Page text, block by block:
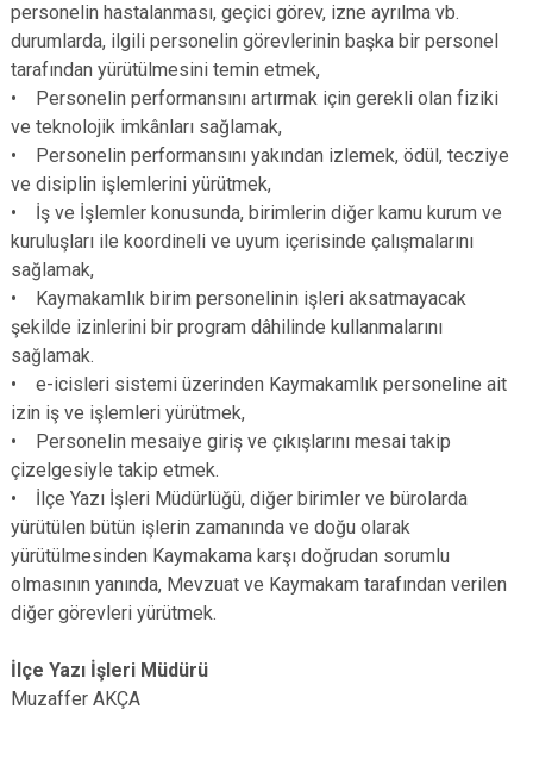
personelin hastalanması, geçici görev, izne ayrılma vb.
durumlarda, ilgili personelin görevlerinin başka bir personel
tarafından yürütülmesini temin etmek,
• Personelin performansını artırmak için gerekli olan fiziki
ve teknolojik imkânları sağlamak,
• Personelin performansını yakından izlemek, ödül, tecziye
ve disiplin işlemlerini yürütmek,
• İş ve İşlemler konusunda, birimlerin diğer kamu kurum ve
kuruluşları ile koordineli ve uyum içerisinde çalışmalarını
sağlamak,
• Kaymakamlık birim personelinin işleri aksatmayacak
şekilde izinlerini bir program dâhilinde kullanmalarını
sağlamak.
• e-icisleri sistemi üzerinden Kaymakamlık personeline ait
izin iş ve işlemleri yürütmek,
• Personelin mesaiye giriş ve çıkışlarını mesai takip
çizelgesiyle takip etmek.
• İlçe Yazı İşleri Müdürlüğü, diğer birimler ve bürolarda
yürütülen bütün işlerin zamanında ve doğu olarak
yürütülmesinden Kaymakama karşı doğrudan sorumlu
olmasının yanında, Mevzuat ve Kaymakam tarafından verilen
diğer görevleri yürütmek.
İlçe Yazı İşleri Müdürü
Muzaffer AKÇA